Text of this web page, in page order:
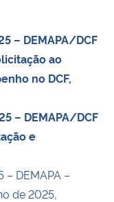
– DEMAPA/DCF
ao
no DCF,
– DEMAPA/DCF
e
DEMAPA –
de 2025,